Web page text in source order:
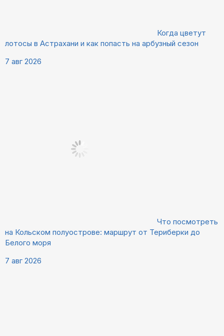
Когда цветут
лотосы в Астрахани и как попасть на арбузный сезон
7 авг 2026
Что посмотреть
на Кольском полуострове: маршрут от Териберки до
Белого моря
7 авг 2026